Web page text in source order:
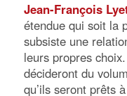
Jean-François
étendue qui soit la
subsiste une
leurs propres
décideront du
qu’ils seront prêts